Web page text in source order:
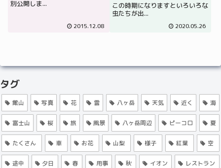
別公開しま...
2015.12.08
この時期になりますといろいろな
虫たちが出...
2020.05.26
タグ
館山 写真 花 雲 八ヶ岳 天気 近く 海
富士山 桜 旅 風景 八ヶ岳周辺 ピーコロ 夏
たくさん 車 お花 山梨 様子 紅葉 空
途中 夕日 春 用事 秋 イオン レストラン